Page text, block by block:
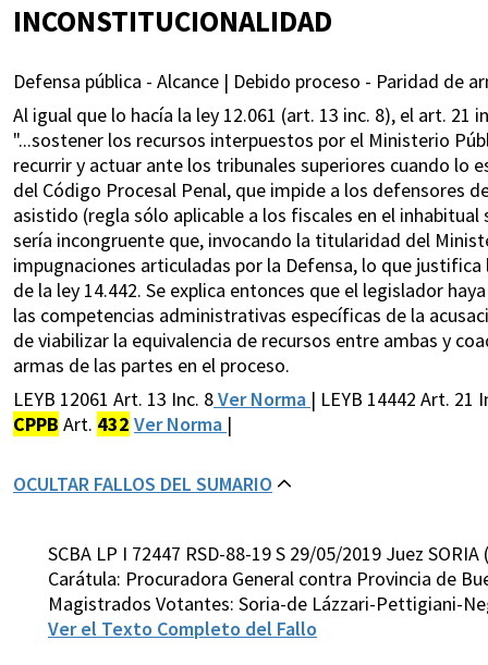
INCONSTITUCIONALIDAD
Defensa pública - Alcance | Debido proceso - Paridad de
Al igual que lo hacía la ley 12.061 (art. 13 inc. 8), el art. 21
"...sostener los recursos interpuestos por el Ministerio
recurrir y actuar ante los tribunales superiores cuando
del Código Procesal Penal, que impide a los defensores
asistido (regla sólo aplicable a los fiscales en el
sería incongruente que, invocando la titularidad del
impugnaciones articuladas por la Defensa, lo que
de la ley 14.442. Se explica entonces que el legislador
las competencias administrativas específicas de la
de viabilizar la equivalencia de recursos entre ambas y
armas de las partes en el proceso.
LEYB 12061 Art. 13 Inc. 8Ver Norma | LEYB 14442 Art. 21
CPPB Art. 432 Ver Norma |
OCULTAR FALLOS DEL SUMARIO
SCBA LP I 72447 RSD-88-19 S 29/05/2019 Juez SORIA
Carátula: Procuradora General contra Provincia de
Magistrados Votantes: Soria-de Lázzari-Pettigiani-
Ver el Texto Completo del Fallo